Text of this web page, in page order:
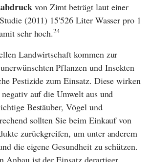
von Zimt beträgt laut einer
(2011) 15'526 Liter Wasser pro 1
sehr hoch.24
Landwirtschaft kommen zur
Pflanzen und Insekten
Pestizide zum Einsatz. Diese wirken
auf die Umwelt aus und
Bestäuber, Vögel und
sollten Sie beim Einkauf von
zurückgreifen, um unter anderem
die eigene Gesundheit zu schützen.